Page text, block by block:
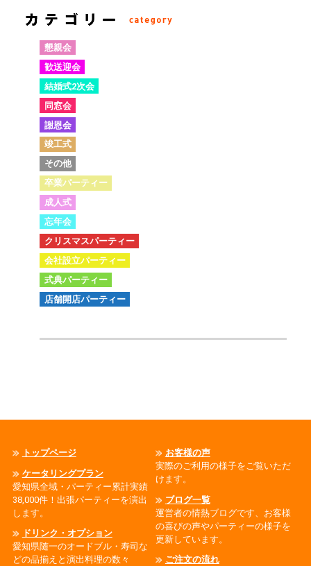
懇親会
歓送迎会
結婚式2次会
同窓会
謝恩会
竣工式
その他
卒業パーティー
成人式
忘年会
クリスマスパーティー
会社設立パーティー
式典パーティー
店舗開店パーティー
トップページ
ケータリングプラン
愛知県全域・パーティー累計実績
38,000件！出張パーティーを演出
します。
ドリンク・オプション
愛知県随一のオードブル・寿司な
どの品揃えと演出料理の数々
お客様の声
実際のご利用の様子をご覧いただ
けます。
ブログ一覧
運営者の情熱ブログです、お客様
の喜びの声やパーティーの様子を
更新しています。
ご注文の流れ